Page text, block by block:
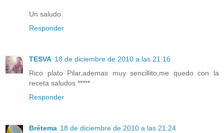
Un saludo.
Responder
TESVA 18 de diciembre de 2010 a las 21:16
Rico plato Pilar,ademas muy sencillito,me quedo con la
receta saludos *****
Responder
Brétema 18 de diciembre de 2010 a las 21:24